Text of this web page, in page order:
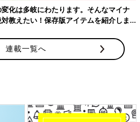
が咲いたみたいで、とっても華やか！
り、すりおろしたり…大人のごはんよ
。ぜひ、たまひよグラマーkanako
）のアイデアを参考にして
楽しみ方を紹介しています。材料や分
んの月齢、成長に合わせることが大切
きは食物アレルギーに注意をして、ほ
化は多岐にわたります。そんなマイナ
教えたい！保存版アイテムを紹介しま
連載一覧へ